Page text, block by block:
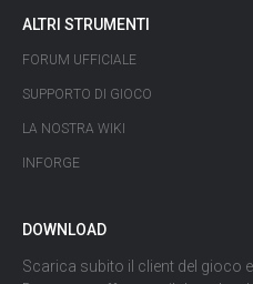
ALTRI STRUMENTI
FORUM UFFICIALE
SUPPORTO DI GIOCO
LA NOSTRA WIKI
INFORGE
DOWNLOAD
Scarica subito il client del gioco